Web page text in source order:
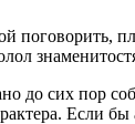
до сих пор
Если